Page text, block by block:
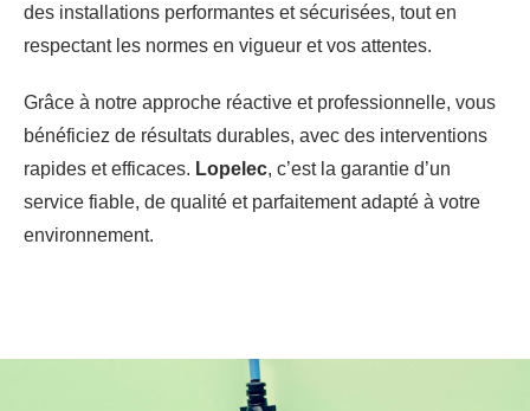
des installations performantes et sécurisées, tout en
respectant les normes en vigueur et vos attentes.
Grâce à notre approche réactive et professionnelle, vous
bénéficiez de résultats durables, avec des interventions
rapides et efficaces. Lopelec, c’est la garantie d’un
service fiable, de qualité et parfaitement adapté à votre
environnement.